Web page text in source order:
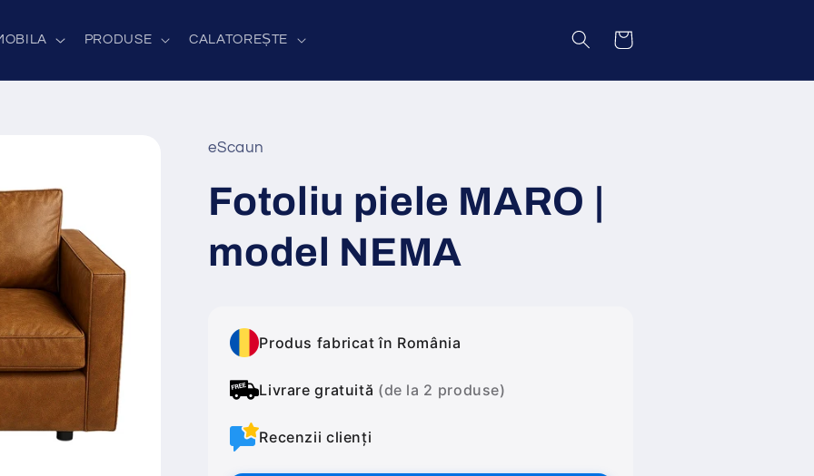
PRODUSE CALATOREȘTE Coș
eScaun
Fotoliu piele MARO |
model NEMA
Produs fabricat în România
Livrare gratuită (de la 2 produse)
Recenzii clienți